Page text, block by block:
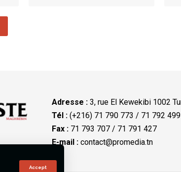
Accept
Adresse : 3, rue El Kewekibi 1002
Tél :(+216) 71 790 773 / 71 792 499
Fax :71 793 707 / 71 791 427
E-mail : contact@promedia.tn